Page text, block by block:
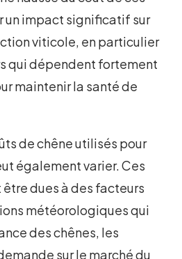
un impact significatif sur
viticole, en particulier
qui dépendent fortement
maintenir la santé de
de chêne utilisés pour
également varier. Ces
dues à des facteurs
météorologiques qui
des chênes, les
sur le marché du